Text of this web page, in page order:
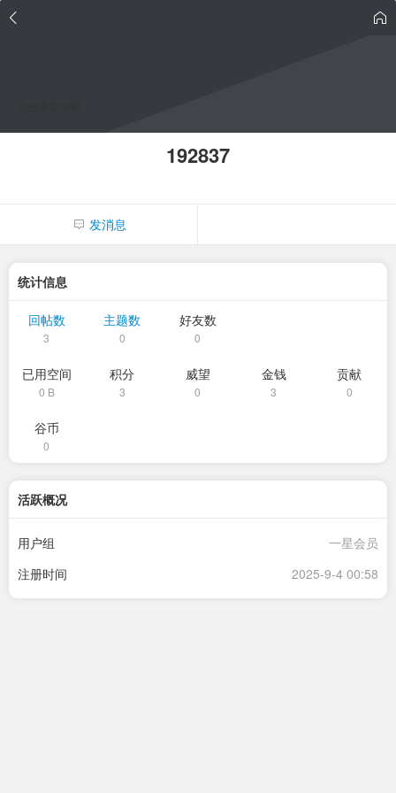
192837
发消息
统计信息
回帖数
3
主题数
0
好友数
0
已用空间
0 B
积分
3
威望
0
金钱
3
贡献
0
谷币
0
活跃概况
用户组
一星会员
注册时间
2025-9-4 00:58